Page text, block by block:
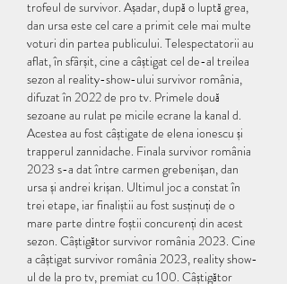
trofeul de survivor. Așadar, după o luptă grea,
dan ursa este cel care a primit cele mai multe
voturi din partea publicului. Telespectatorii au
aflat, în sfârșit, cine a câștigat cel de-al treilea
sezon al reality-show-ului survivor românia,
difuzat în 2022 de pro tv. Primele două
sezoane au rulat pe micile ecrane la kanal d.
Acestea au fost câștigate de elena ionescu și
trapperul zannidache. Finala survivor românia
2023 s-a dat între carmen grebenișan, dan
ursa și andrei krișan. Ultimul joc a constat în
trei etape, iar finaliștii au fost susținuți de o
mare parte dintre foștii concurenți din acest
sezon. Câștigător survivor românia 2023. Cine
a câștigat survivor românia 2023, reality show-
ul de la pro tv, premiat cu 100. Câștigător